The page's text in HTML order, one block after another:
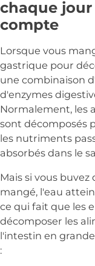
chaque
compte
Lorsque vous
gastrique pour
une combinaison
d'enzymes
Normalement, les
sont décomposés
les nutriments
absorbés dans le
Mais si vous
mangé, l'eau
ce qui fait que les
décomposer les
l'intestin en
: